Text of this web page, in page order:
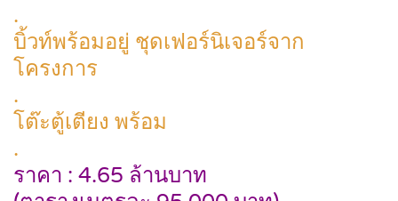
.
บิ้วท์พร้อมอยู่ ชุดเฟอร์นิเจอร์จาก
โครงการ
.
โต๊ะตู้เตียง พร้อม
.
ราคา : 4.65 ล้านบาท